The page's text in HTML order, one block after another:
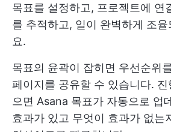
목표를 설정하고, 프로젝트에 연
를 추적하고, 일이 완벽하게 조
요.
목표의 윤곽이 잡히면 우선순위
페이지를 공유할 수 있습니다.
으면 Asana 목표가 자동으로 업
효과가 있고 무엇이 효과가 없는